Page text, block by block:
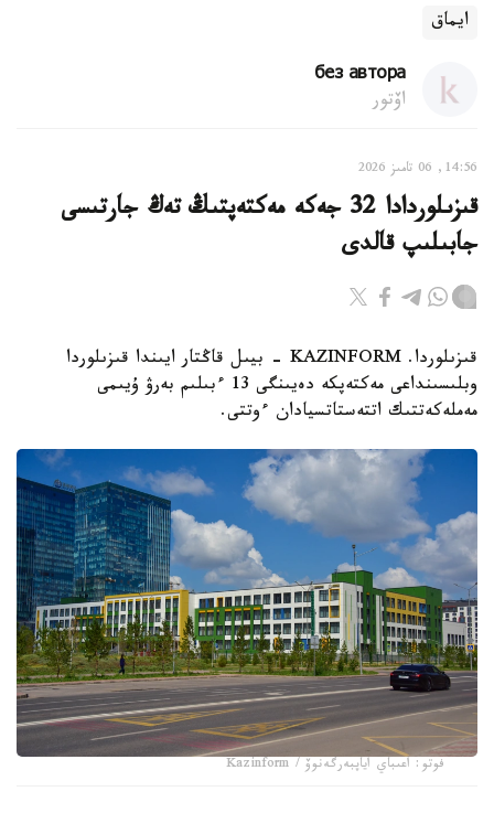
ايماق
без автора
اۆتور
14:56, 06 تامىز 2026
قىزىلوردادا 32 جەكە مەكتەپتىڭ تەڭ جارتىسى
جابىلىپ قالدى
قىزىلوردا. KAZINFORM - بيىل قاڭتار ايىندا قىزىلوردا
وبلىسىنداعى مەكتەپكە دەيىنگى 13 ءبىلىم بەرۋ ۇيىمى
مەملەكەتتىك اتتەستاتسيادان ءوتتى.
فوتو: اعىباي اياپبەرگەنوۆ / Kazinform